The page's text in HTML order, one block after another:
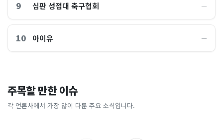
9 심판 성접대 축구협회 ―
10 아이유 ―
주목할 만한 이슈
각 언론사에서 가장 많이 다룬 주요 소식입니다.
이 대통령 사관학교 통합 발언
에…“서울대 법대·충암고도
없애나”
채널A
라 출렁이는 日증시
아시아경제
총리 영상에 "대체 뭐냐" 발
칵‥日 배우도 "미친 짓"
실체, 은밀하게…[중국나라]